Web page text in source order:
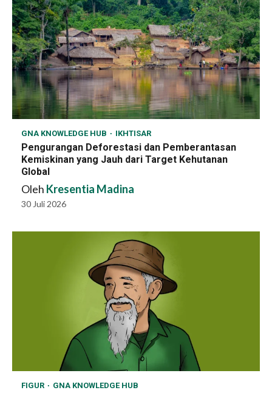
GNA KNOWLEDGE HUB IKHTISAR
Pengurangan Deforestasi dan Pemberantasan
Kemiskinan yang Jauh dari Target Kehutanan
Global
Oleh Kresentia Madina
30 Juli 2026
FIGUR GNA KNOWLEDGE HUB